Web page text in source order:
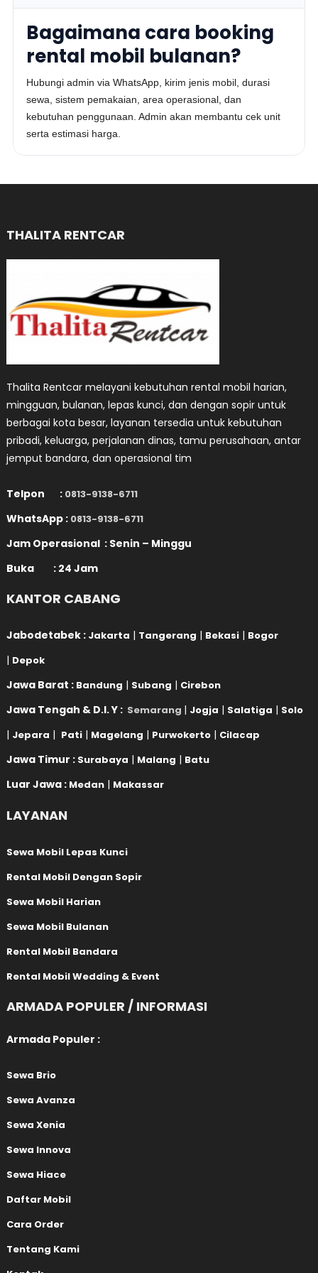
Bagaimana cara booking
rental mobil bulanan?
Hubungi admin via WhatsApp, kirim jenis mobil, durasi
sewa, sistem pemakaian, area operasional, dan
kebutuhan penggunaan. Admin akan membantu cek unit
serta estimasi harga.
THALITA RENTCAR
Thalita Rentcar melayani kebutuhan rental mobil harian,
mingguan, bulanan, lepas kunci, dan dengan sopir untuk
berbagai kota besar, layanan tersedia untuk kebutuhan
pribadi, keluarga, perjalanan dinas, tamu perusahaan, antar
jemput bandara, dan operasional tim
Telpon : 0813-9138-6711
WhatsApp : 0813-9138-6711
Jam Operasional : Senin – Minggu
Buka : 24 Jam
KANTOR CABANG
Jabodetabek : Jakarta | Tangerang | Bekasi | Bogor
| Depok
Jawa Barat : Bandung | Subang | Cirebon
Jawa Tengah & D.I. Y : Semarang | Jogja | Salatiga | Solo
| Jepara | Pati | Magelang | Purwokerto | Cilacap
Jawa Timur : Surabaya | Malang | Batu
Luar Jawa : Medan | Makassar
LAYANAN
Sewa Mobil Lepas Kunci
Rental Mobil Dengan Sopir
Sewa Mobil Harian
Sewa Mobil Bulanan
Rental Mobil Bandara
Rental Mobil Wedding & Event
ARMADA POPULER / INFORMASI
Armada Populer :
Sewa Brio
Sewa Avanza
Sewa Xenia
Sewa Innova
Sewa Hiace
Daftar Mobil
Cara Order
Tentang Kami